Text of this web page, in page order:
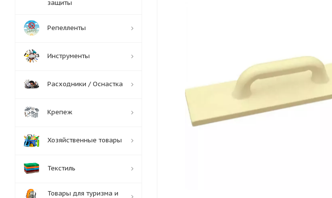
защиты
Репелленты
Инструменты
Расходники / Оснастка
Крепеж
Хозяйственные товары
Текстиль
Товары для туризма и